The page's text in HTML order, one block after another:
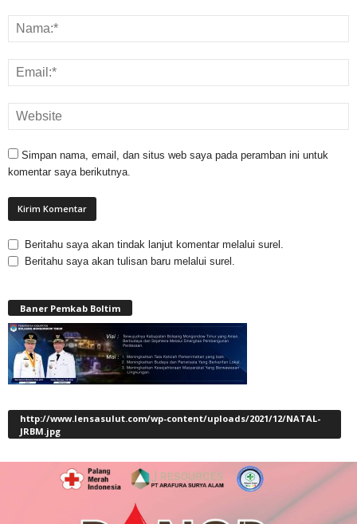
Simpan nama, email, dan situs web saya pada peramban ini untuk
komentar saya berikutnya.
Beritahu saya akan tindak lanjut komentar melalui surel.
Beritahu saya akan tulisan baru melalui surel.
Baner Pemkab Boltim
http://www.lensasulut.com/wp-content/uploads/2021/12/NATAL-
JRBM.jpg